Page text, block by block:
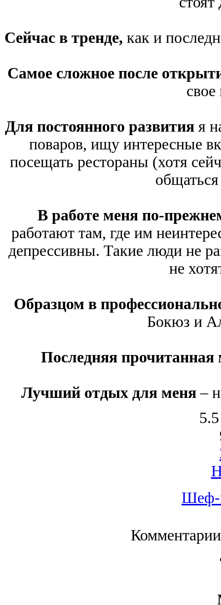
Сейчас в тренде, как и
Самое сложное после
Для постоянного развития я
поваров, ищу интересные
посещать рестораны (хотя
В работе меня по-
работают там, где им
депрессивны. Такие люди не
не
Образцом в
Бокюз и
Последняя прочитанная
Лучший отдых для меня –
Шеф-